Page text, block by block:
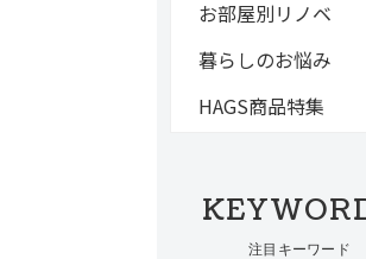
お部屋別リノベ
暮らしのお悩み
HAGS商品特集
注目キーワード